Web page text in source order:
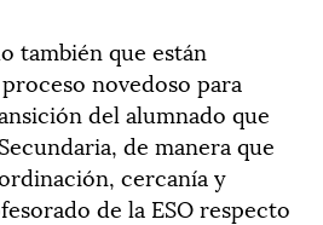
también que están
novedoso para
del alumnado que
de manera que
cercanía y
de la ESO respecto